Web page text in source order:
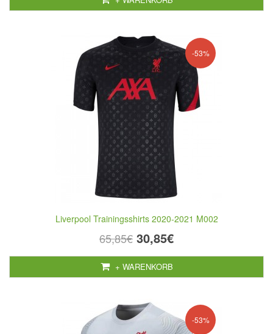
-53%
Liverpool Trainingsshirts 2020-2021 M002
65,85€ 30,85€
+ WARENKORB
-53%